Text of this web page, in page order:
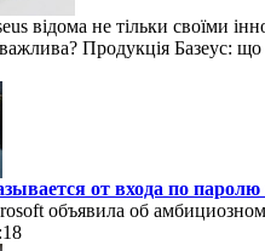
відома не тільки своїми
Продукція Базеус:
от входа по
объявила об